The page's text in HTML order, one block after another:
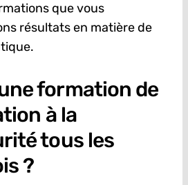
que vous
résultats en matière de
formation de
à la
tous les
?